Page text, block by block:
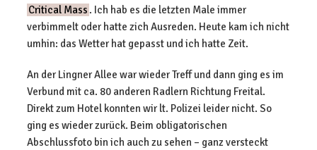
Critical Mass . Ich hab es die letzten Male immer
verbimmelt oder hatte zich Ausreden. Heute kam ich nicht
umhin: das Wetter hat gepasst und ich hatte Zeit.
An der Lingner Allee war wieder Treff und dann ging es im
Verbund mit ca. 80 anderen Radlern Richtung Freital.
Direkt zum Hotel konnten wir lt. Polizei leider nicht. So
ging es wieder zurück. Beim obligatorischen
Abschlussfoto bin ich auch zu sehen – ganz versteckt